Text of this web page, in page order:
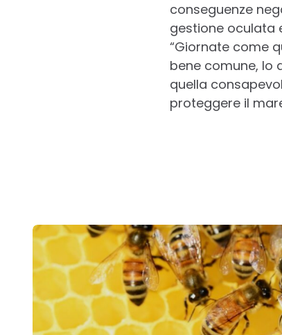
conseguenze
gestione oculata
“Giornate come
bene comune, lo
quella
proteggere il
Post
navigation